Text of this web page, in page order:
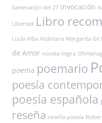
Generación del 27 invocación
Libertad Libro
Lucía Alba Alcántara Margarita Gil
de Amor novela negra
poema poemario
poesía
poesía española
reseña reseña poesía